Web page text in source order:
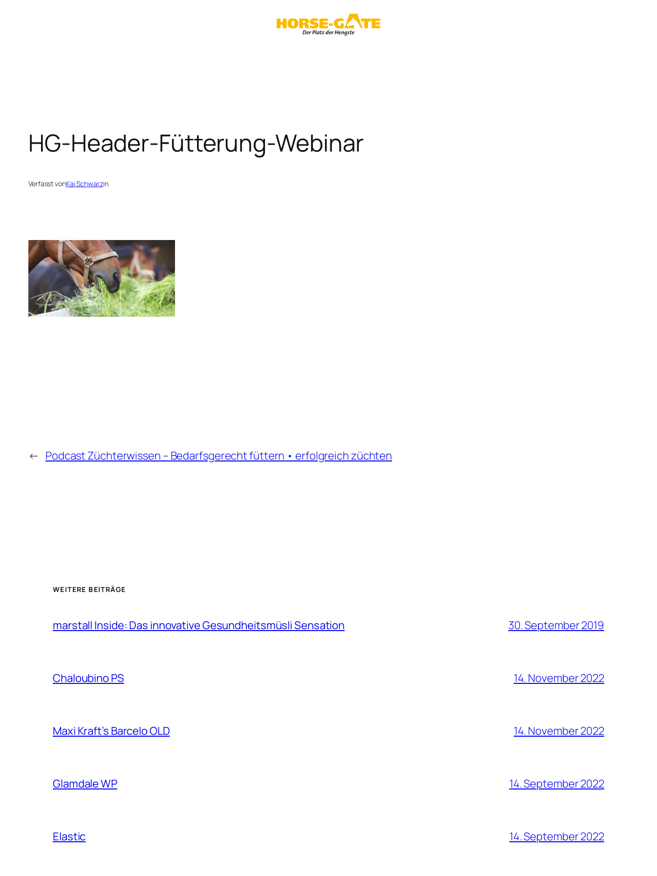
HG-Header-Fütterung-Webinar
Verfasst vonKai Schwarzin
← Podcast Züchterwissen – Bedarfsgerecht füttern • erfolgreich züchten
WEITERE BEITRÄGE
marstall Inside: Das innovative Gesundheitsmüsli Sensation 30. September 2019
Chaloubino PS 14. November 2022
Maxi Kraft’s Barcelo OLD 14. November 2022
Glamdale WP 14. September 2022
Elastic 14. September 2022